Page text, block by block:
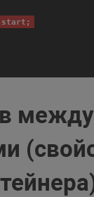
между